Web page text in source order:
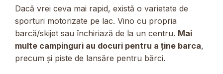
Dacă vrei ceva mai rapid, există o varietate de
sporturi motorizate pe lac. Vino cu propria
barcă/skijet sau închiriază de la un centru. Mai
multe campinguri au docuri pentru a ține barca,
precum și piste de lansăre pentru bărci.